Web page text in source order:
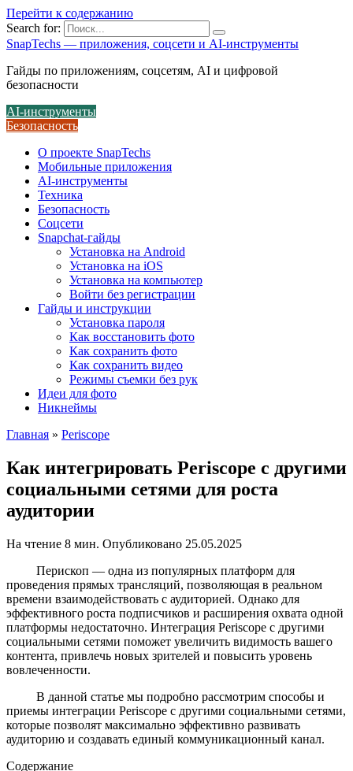
Перейти к содержанию
Search for:
SnapTechs — приложения, соцсети и AI-инструменты
Гайды по приложениям, соцсетям, AI и цифровой
безопасности
AI-инструменты
Безопасность
О проекте SnapTechs
Мобильные приложения
AI-инструменты
Техника
Безопасность
Соцсети
Snapchat-гайды
Установка на Android
Установка на iOS
Установка на компьютер
Войти без регистрации
Гайды и инструкции
Установка пароля
Как восстановить фото
Как сохранить фото
Как сохранить видео
Режимы съемки без рук
Идеи для фото
Никнеймы
Главная » Periscope
Как интегрировать Periscope с другими
социальными сетями для роста
аудитории
На чтение 8 мин. Опубликовано 25.05.2025
Перископ — одна из популярных платформ для
проведения прямых трансляций, позволяющая в реальном
времени взаимодействовать с аудиторией. Однако для
эффективного роста подписчиков и расширения охвата одной
платформы недостаточно. Интеграция Periscope с другими
социальными сетями поможет увеличить видимость вашего
контента, привлечь новых зрителей и повысить уровень
вовлеченности.
В данной статье мы подробно рассмотрим способы и
приемы интеграции Periscope с другими социальными сетями,
которые позволят максимально эффективно развивать
аудиторию и создавать единый коммуникационный канал.
Содержание